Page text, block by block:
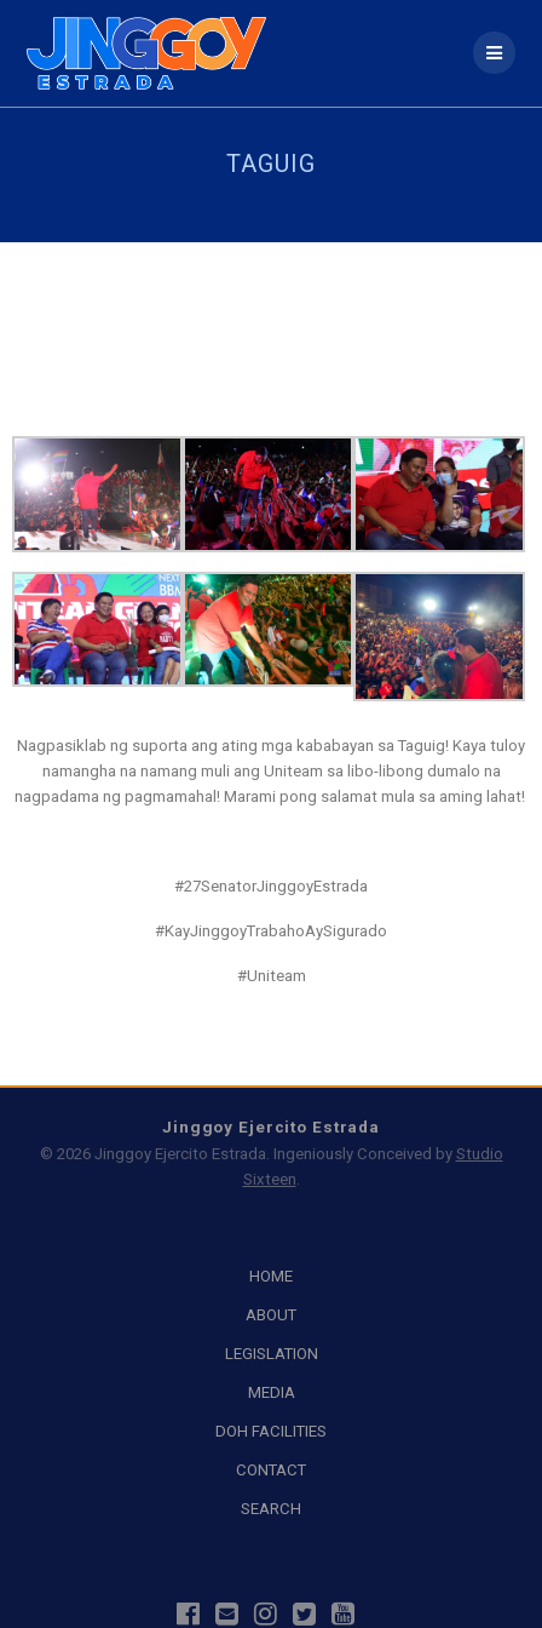
TAGUIG
Nagpasiklab ng suporta ang ating mga kababayan sa Taguig! Kaya tuloy
namangha na namang muli ang Uniteam sa libo-libong dumalo na
nagpadama ng pagmamahal! Marami pong salamat mula sa aming lahat!
#27SenatorJinggoyEstrada
#KayJinggoyTrabahoAySigurado
#Uniteam
Jinggoy Ejercito Estrada
© 2026 Jinggoy Ejercito Estrada. Ingeniously Conceived by Studio
Sixteen
HOME
ABOUT
LEGISLATION
MEDIA
DOH FACILITIES
CONTACT
SEARCH